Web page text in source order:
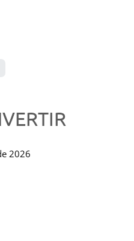
2026